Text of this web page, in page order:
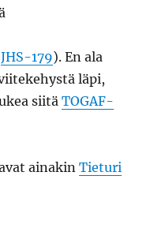
JHS-179). En ala
läpi,
siitäTOGAF-
ainakinTieturi